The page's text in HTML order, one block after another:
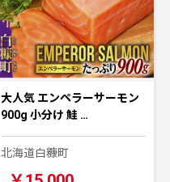
大人気 エンペラーサーモン
900g 小分け 鮭 …
北海道白糠町